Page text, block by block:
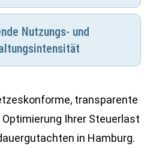
Nutzungs- und
transparente
Ihrer Steuerlast
in Hamburg.